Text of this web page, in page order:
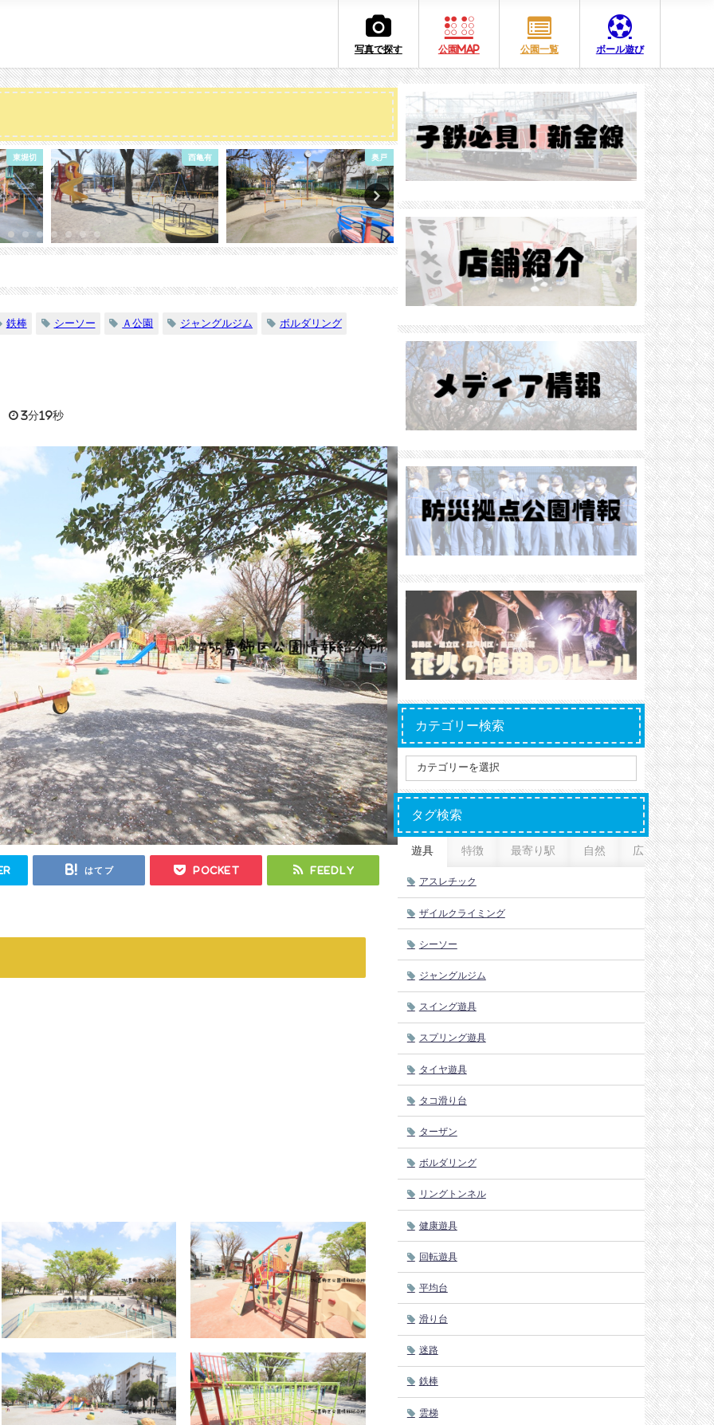
写真で探す 公園MAP 公園一覧 ボール遊び
東堀切 西亀有 奥戸 鎌倉
鉄棒 シーソー Ａ公園 ジャングルジム ボルダリング
3分19秒
はてブ Pocket Feedly
カテゴリー検索
タグ検索
遊具 特徴 最寄り駅 自然 広さ
アスレチック
ザイルクライミング
シーソー
ジャングルジム
スイング遊具
スプリング遊具
タイヤ遊具
タコ滑り台
ターザン
ボルダリング
リングトンネル
健康遊具
回転遊具
平均台
滑り台
迷路
鉄棒
雲梯